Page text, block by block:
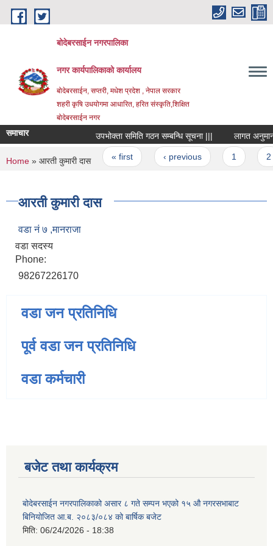
Skip to main content
बोदेबरसाईन नगरपालिका
नगर कार्यपालिकाको कार्यालय
बोदेबरसाईन, सप्तरी, मधेश प्रदेश , नेपाल सरकार
शहरी कृषि उधयोगमा आधारित, हरित संस्कृति,शिक्षित
बोदेबरसाईन नगर
समाचार उपभोक्ता समिति गठन सम्बन्धि सूचना ||| लागत अनुमान
Pages
« first ‹ previous
You are here
Home » आरती कुमारी दास
आरती कुमारी दास
वडा नं‌ ७ ,मानराजा
वडा सदस्य
Phone:
98267226170
वडा जन प्रतिनिधि
पूर्व वडा जन प्रतिनिधि
वडा कर्मचारी
बजेट तथा कार्यक्रम
बोदेबरसाईन नगरपालिकाको असार ८ गते सम्पन भएको १५ ‍‍‍औ नगरसभाबाट
बिनियोजित आ.ब. २०८३/०८४ को बार्षिक बजेट
मिति: 06/24/2026 - 18:38